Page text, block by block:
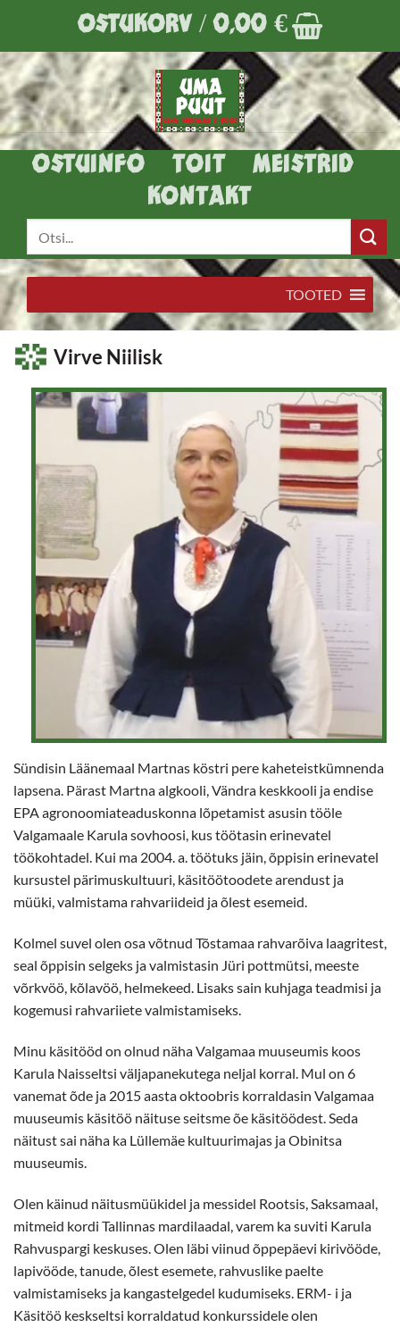
content
OSTUKORV /0,00 €
OSTUINFO TOIT
MEISTRID
KONTAKT
Virve Niilisk
Sündisin Läänemaal Martnas köstri pere kaheteistkümnenda
lapsena. Pärast Martna algkooli, Vändra keskkooli ja endise
EPA agronoomiateaduskonna lõpetamist asusin tööle
Valgamaale Karula sovhoosi, kus töötasin erinevatel
töökohtadel. Kui ma 2004. a. töötuks jäin, õppisin erinevatel
kursustel pärimuskultuuri, käsitöötoodete arendust ja
müüki, valmistama rahvariideid ja õlest esemeid.
Kolmel suvel olen osa võtnud Tõstamaa rahvarõiva laagritest,
seal õppisin selgeks ja valmistasin Jüri pottmütsi, meeste
võrkvöö, kõlavöö, helmekeed. Lisaks sain kuhjaga teadmisi ja
kogemusi rahvariiete valmistamiseks.
Minu käsitööd on olnud näha Valgamaa muuseumis koos
Karula Naisseltsi väljapanekutega neljal korral. Mul on 6
vanemat õde ja 2015 aasta oktoobris korraldasin Valgamaa
muuseumis käsitöö näituse seitsme õe käsitöödest. Seda
näitust sai näha ka Lüllemäe kultuurimajas ja Obinitsa
muuseumis.
Olen käinud näitusmüükidel ja messidel Rootsis, Saksamaal,
mitmeid kordi Tallinnas mardilaadal, varem ka suviti Karula
Rahvuspargi keskuses. Olen läbi viinud õppepäevi kirivööde,
lapivööde, tanude, õlest esemete, rahvuslike paelte
valmistamiseks ja kangastelgedel kudumiseks. ERM- i ja
Käsitöö keskseltsi korraldatud konkurssidele olen
TOOTED